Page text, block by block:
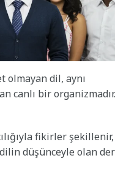
olmayan dil, aynı
canlı bir organizmadır.
fikirler şekillenir,
düşünceyle olan